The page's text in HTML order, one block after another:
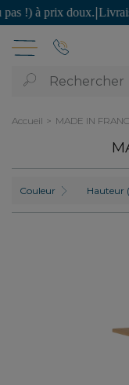
!) à prix doux.|
Rechercher
Accueil MADE IN
Couleur Hauteur